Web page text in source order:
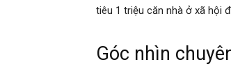
tiêu 1 triệu căn nhà ở xã hội
Góc nhìn